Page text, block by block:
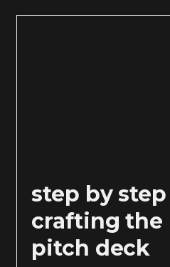
step by
crafting the
pitch deck